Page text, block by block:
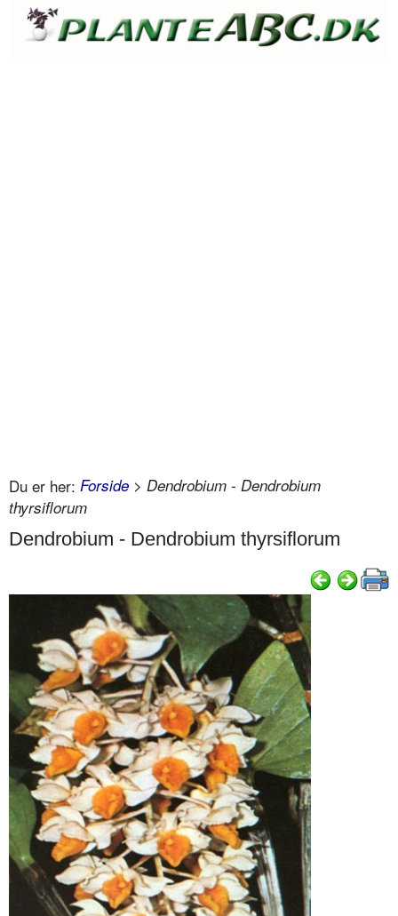
Du er her: Forside > Dendrobium - Dendrobium
thyrsiflorum
Dendrobium - Dendrobium thyrsiflorum